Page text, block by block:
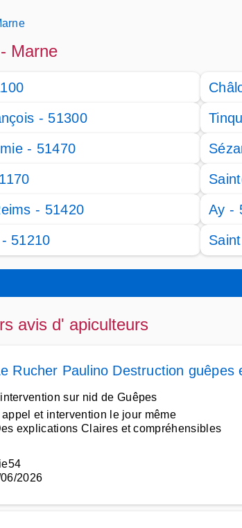
Marne
- 51300
- 51470
- 51420
Ay -
51210
avis d' apiculteurs
Rucher Paulino Destruction guêpes
sur nid de Guêpes
et intervention le jour même
explications Claires et compréhensibles
2026